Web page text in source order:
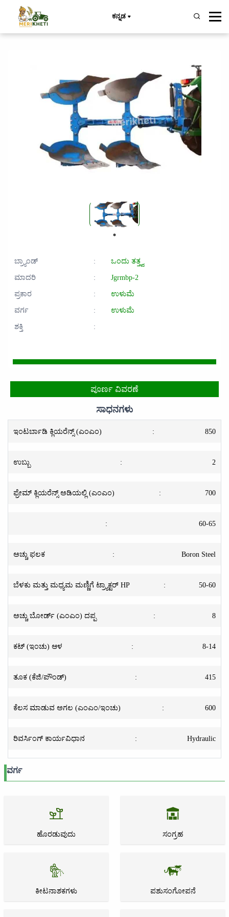
ಕನ್ನಡ
ಬ್ರ್ಯಾಂಡ್ :
ಒಂದು ತತ್ತ್ವ
ಮಾದರಿ
:
Jgrmbp-2
ಪ್ರಕಾರ
:
ಉಳುಮೆ
ವರ್ಗ
:
ಉಳುಮೆ
ಶಕ್ತಿ
:
ಪೂರ್ಣ ವಿವರಣೆ
ಸಾಧನಗಳು
ಇಂಟರ್ಬಾಡಿ ಕ್ಲಿಯರೆನ್ಸ್ (ಎಂಎಂ) : 850
ಉಬ್ಬು : 2
ಫ್ರೇಮ್ ಕ್ಲಿಯರೆನ್ಸ್ ಅಡಿಯಲ್ಲಿ (ಎಂಎಂ) : 700
: 60-65
ಅಚ್ಚು ಫಲಕ : Boron Steel
ಬೆಳಕು ಮತ್ತು ಮಧ್ಯಮ ಮಣ್ಣಿಗೆ ಟ್ರ್ಯಾಕ್ಟರ್ HP : 50-60
ಅಚ್ಚು ಬೋರ್ಡ್ (ಎಂಎಂ) ದಪ್ಪ : 8
ಕಟ್ (ಇಂಚು) ಆಳ : 8-14
ತೂಕ (ಕೆಜಿ/ಪೌಂಡ್) : 415
ಕೆಲಸ ಮಾಡುವ ಅಗಲ (ಎಂಎಂ/ಇಂಚು) : 600
ರಿವರ್ಸಿಂಗ್ ಕಾರ್ಯವಿಧಾನ : Hydraulic
ವರ್ಗ
ಹೊರಡುವುದು ಸಂಗ್ರಹ
ಕೀಟನಾಶಕಗಳು ಪಶುಸಂಗೋಪನೆ